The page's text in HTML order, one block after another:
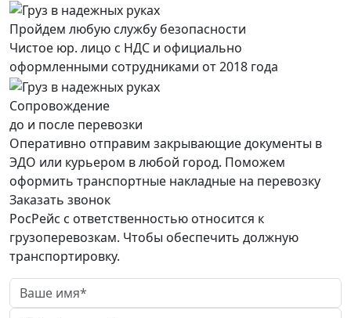
Пройдем любую службу безопасности
Чистое юр. лицо с НДС и официально
оформленными сотрудниками от 2018 года
Сопровождение
до и после перевозки
Оперативно отправим закрывающие документы в
ЭДО или курьером в любой город. Поможем
оформить транспортные накладные на перевозку
Заказать звонок
РосРейс с ответственностью относится к
грузоперевозкам. Чтобы обеспечить должную
транспортировку.